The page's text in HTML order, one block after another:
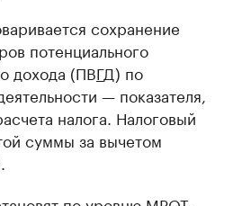
сохранение
потенциального
дохода (ПВГД) по
— показателя,
налога. Налоговый
суммы за вычетом